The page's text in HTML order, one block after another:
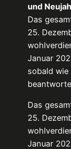
und
Das
25.
Januar
sobald wie
Das
25.
Januar